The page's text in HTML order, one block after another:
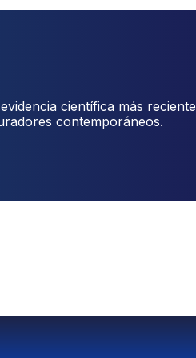
científica más reciente
contemporáneos.